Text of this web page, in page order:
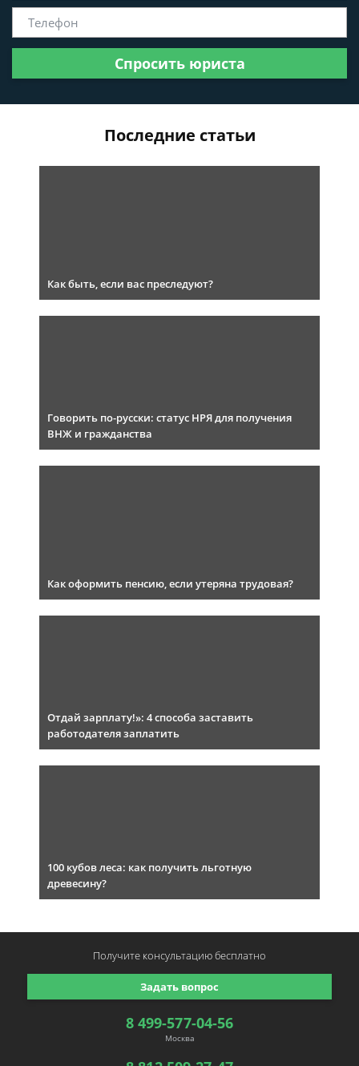
Спросить юриста
Последние статьи
Как быть, если вас преследуют?
Говорить по-русски: статус НРЯ для получения
ВНЖ и гражданства
Как оформить пенсию, если утеряна трудовая?
Отдай зарплату!»: 4 способа заставить
работодателя заплатить
100 кубов леса: как получить льготную
древесину?
8 499-577-04-56
Москва
Задать вопрос
Получите консультациюбесплатно